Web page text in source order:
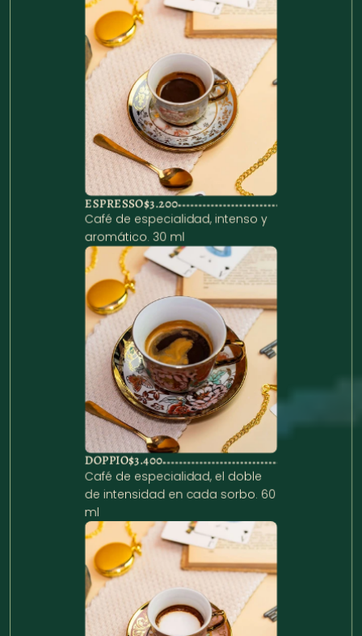
ESPRESSO$3.200
Café de especialidad, intenso y
aromático. 30 ml
DOPPIO$3.400
Café de especialidad, el doble
de intensidad en cada sorbo. 60
ml